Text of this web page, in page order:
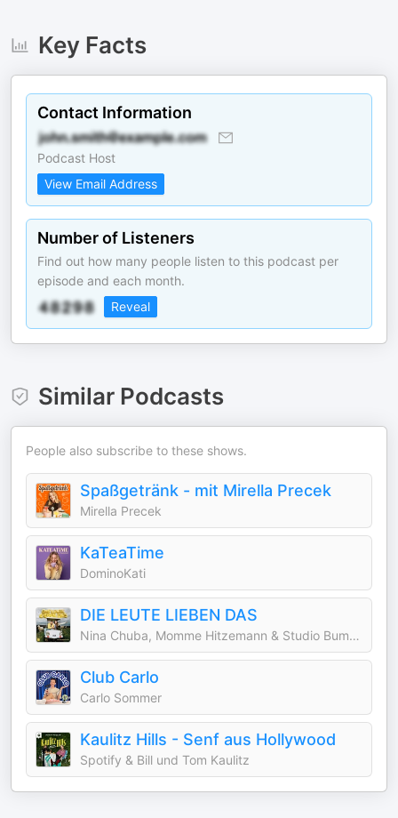
Key Facts
Contact Information
Podcast Host
View Email Address
Number of Listeners
Find out how many people listen to this podcast per
episode and each month.
Reveal
Similar Podcasts
People also subscribe to these shows.
Spaßgetränk - mit Mirella Precek
Mirella Precek
KaTeaTime
DominoKati
DIE LEUTE LIEBEN DAS
Nina Chuba, Momme Hitzemann & Studio Bummens
Club Carlo
Carlo Sommer
Kaulitz Hills - Senf aus Hollywood
Spotify & Bill und Tom Kaulitz